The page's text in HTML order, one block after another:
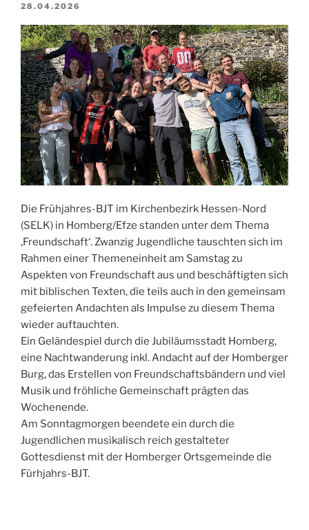
VERÖFFENTLICHT
28.04.2026
Die Frühjahres-BJT im Kirchenbezirk Hessen-Nord
(SELK) in Homberg/Efze standen unter dem Thema
‚Freundschaft‘. Zwanzig Jugendliche tauschten sich im
Rahmen einer Themeneinheit am Samstag zu
Aspekten von Freundschaft aus und beschäftigten sich
mit biblischen Texten, die teils auch in den gemeinsam
gefeierten Andachten als Impulse zu diesem Thema
wieder auftauchten.
Ein Geländespiel durch die Jubiläumsstadt Homberg,
eine Nachtwanderung inkl. Andacht auf der Homberger
Burg, das Erstellen von Freundschaftsbändern und viel
Musik und fröhliche Gemeinschaft prägten das
Wochenende.
Am Sonntagmorgen beendete ein durch die
Jugendlichen musikalisch reich gestalteter
Gottesdienst mit der Homberger Ortsgemeinde die
Fürhjahrs-BJT.